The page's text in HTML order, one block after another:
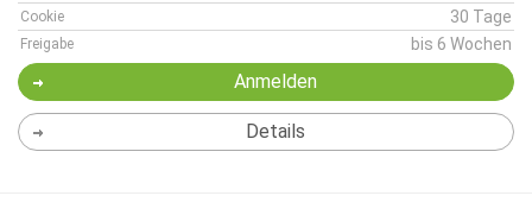
Cookie 30 Tage
Freigabe bis 6 Wochen
Anmelden
Details